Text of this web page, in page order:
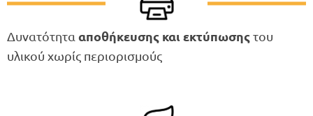
Δυνατότητα αποθήκευσης και εκτύπωσης του
υλικού χωρίς περιορισμούς